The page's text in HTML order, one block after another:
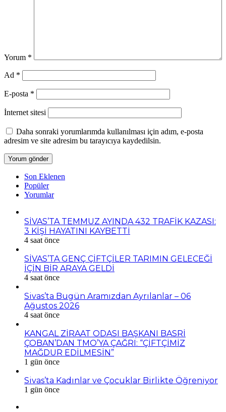
Yorum *
Ad *
E-posta *
İnternet sitesi
Daha sonraki yorumlarımda kullanılması için adım, e-posta
adresim ve site adresim bu tarayıcıya kaydedilsin.
Son Eklenen
Popüler
Yorumlar
SİVAS’TA TEMMUZ AYINDA 432 TRAFİK KAZASI:
3 KİŞİ HAYATINI KAYBETTİ
4 saat önce
SİVAS’TA GENÇ ÇİFTÇİLER TARIMIN GELECEĞİ
İÇİN BİR ARAYA GELDİ
4 saat önce
Sivas’ta Bugün Aramızdan Ayrılanlar – 06
Ağustos 2026
4 saat önce
KANGAL ZİRAAT ODASI BAŞKANI BASRİ
ÇOBAN’DAN TMO’YA ÇAĞRI: “ÇİFTÇİMİZ
MAĞDUR EDİLMESİN”
1 gün önce
Sivas’ta Kadınlar ve Çocuklar Birlikte Öğreniyor
1 gün önce